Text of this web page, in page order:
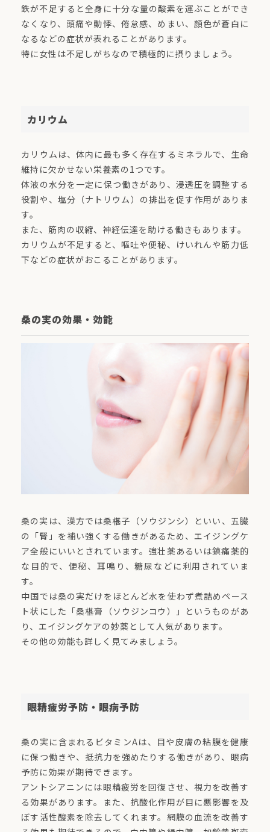
鉄が不足すると全身に十分な量の酸素を運ぶことができ
なくなり、頭痛や動悸、倦怠感、めまい、顔色が蒼白に
なるなどの症状が表れることがあります。
特に女性は不足しがちなので積極的に摂りましょう。
カリウム
カリウムは、体内に最も多く存在するミネラルで、生命
維持に欠かせない栄養素の1つです。
体液の水分を一定に保つ働きがあり、浸透圧を調整する
役割や、塩分（ナトリウム）の排出を促す作用がありま
す。
また、筋肉の収縮、神経伝達を助ける働きもあります。
カリウムが不足すると、嘔吐や便秘、けいれんや筋力低
下などの症状がおこることがあります。
桑の実の効果・効能
桑の実は、漢方では桑椹子（ソウジンシ）といい、五臓
の「腎」を補い強くする働きがあるため、エイジングケ
ア全般にいいとされています。強壮薬あるいは鎮痛薬的
な目的で、便秘、耳鳴り、糖尿などに利用されていま
す。
中国では桑の実だけをほとんど水を使わず煮詰めペース
ト状にした「桑椹膏（ソウジンコウ）」というものがあ
り、エイジングケアの妙薬として人気があります。
その他の効能も詳しく見てみましょう。
眼精疲労予防・眼病予防
桑の実に含まれるビタミンAは、目や皮膚の粘膜を健康
に保つ働きや、抵抗力を強めたりする働きがあり、眼病
予防に効果が期待できます。
アントシアニンには眼精疲労を回復させ、視力を改善す
る効果があります。また、抗酸化作用が目に悪影響を及
ぼす活性酸素を除去してくれます。網膜の血流を改善す